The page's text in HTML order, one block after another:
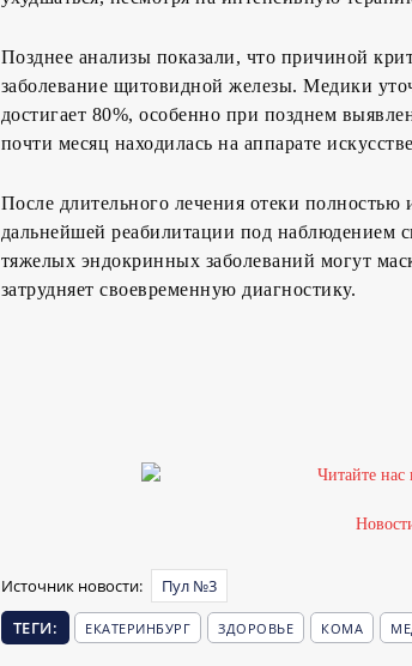
Позднее анализы показали, что причиной
заболевание щитовидной железы. Медики
достигает 80%, особенно при позднем
почти месяц находилась на аппарате
После длительного лечения отеки
дальнейшей реабилитации под наблюдением
тяжелых эндокринных заболеваний могут
затрудняет своевременную диагностику.
Источник новости:
Пул №3
ТЕГИ:
ЕКАТЕРИНБУРГ ЗДОРОВЬЕ КОМА